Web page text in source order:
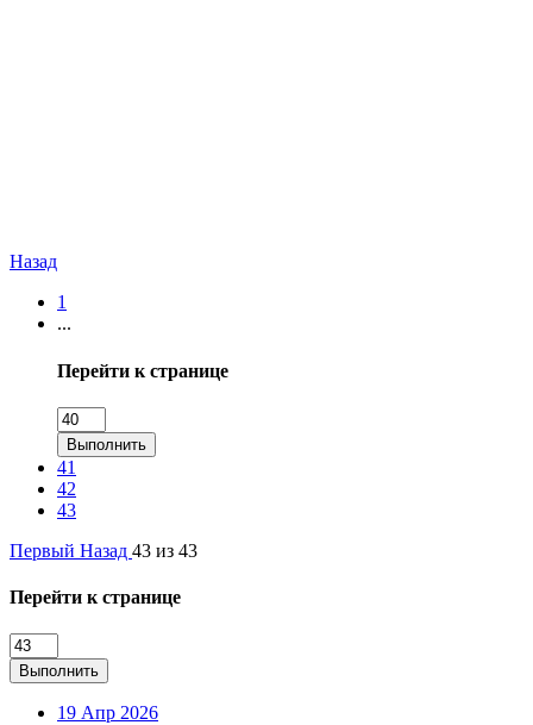
Назад
1
...
Перейти к странице
Выполнить
41
42
43
Первый Назад 43 из 43
Перейти к странице
Выполнить
19 Апр 2026